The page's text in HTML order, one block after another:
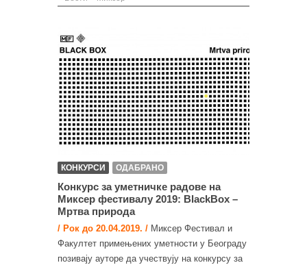
КОНКУРСИ ОДАБРАНО
Конкурс за уметничке радове на
Миксер фестивалу 2019: BlackBox –
Мртва природа
/ Рок до 20.04.2019. / Миксер Фестивал и
Факултет примењених уметности у Београду
позивају ауторе да учествују на конкурсу за